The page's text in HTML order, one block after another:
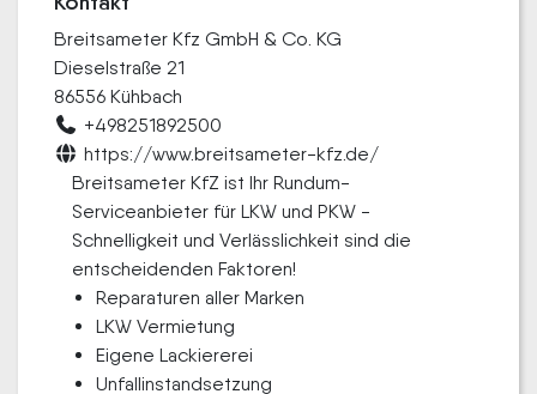
Breitsameter Kfz GmbH & Co. KG
Dieselstraße 21
86556 Kühbach
+498251892500
https://www.breitsameter-kfz.de/
Breitsameter KfZ ist Ihr Rundum-
Serviceanbieter für LKW und PKW -
Schnelligkeit und Verlässlichkeit sind die
entscheidenden Faktoren!
Reparaturen aller Marken
LKW Vermietung
Eigene Lackiererei
Unfallinstandsetzung